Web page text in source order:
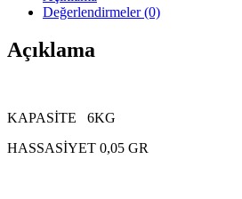
Değerlendirmeler (0)
Açıklama
KAPASİTE 6KG
HASSASİYET 0,05 GR